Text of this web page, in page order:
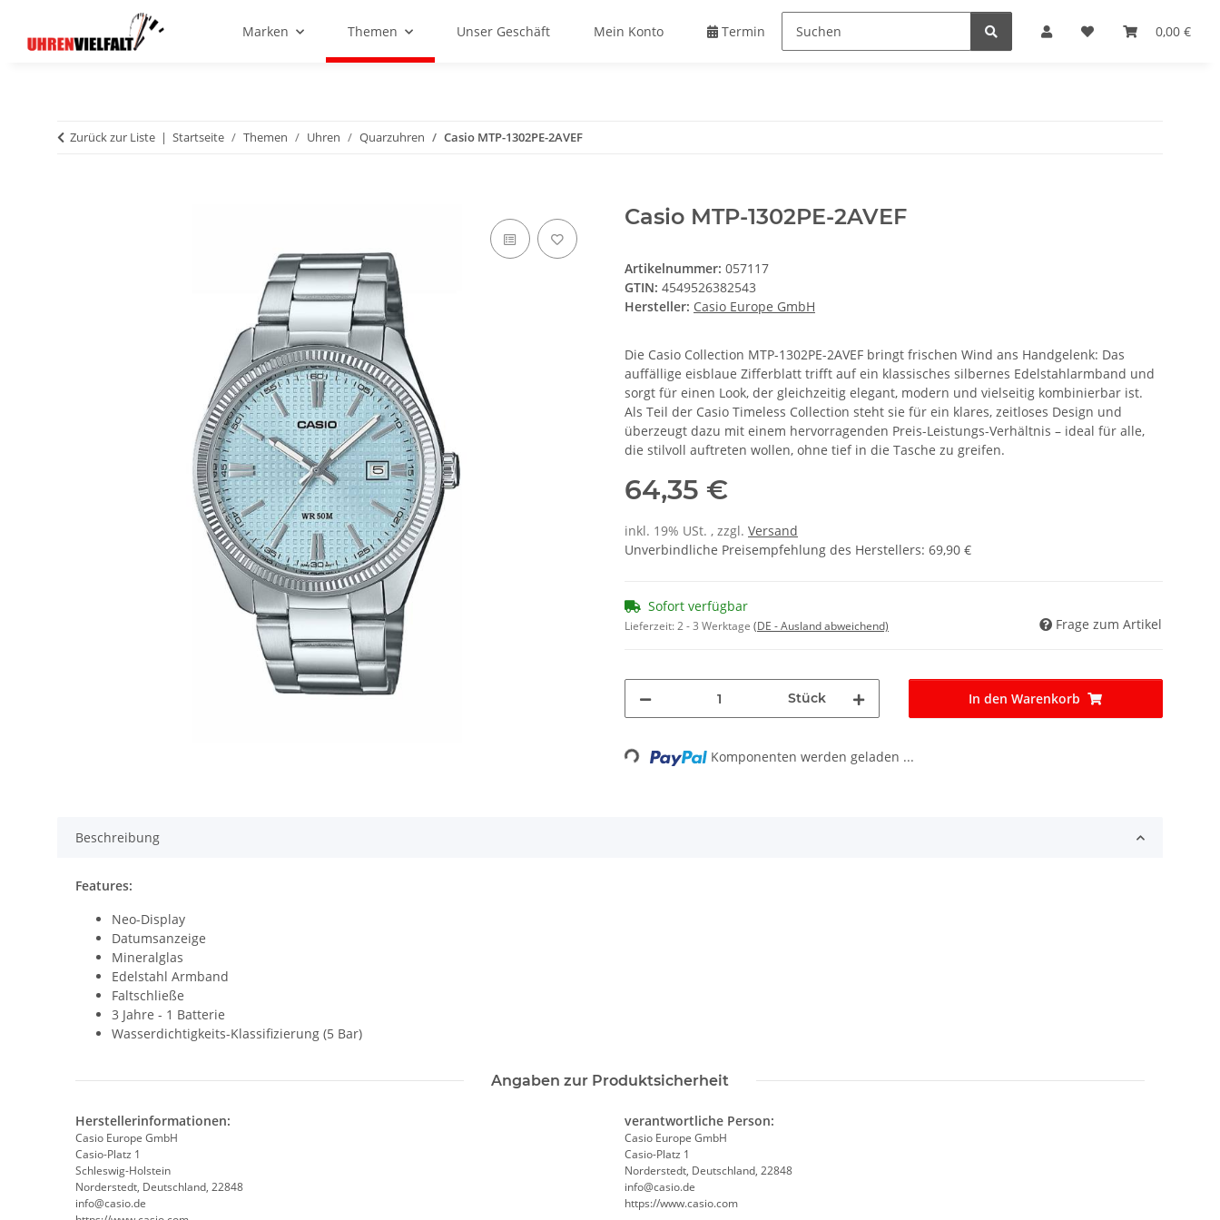
0,00 €
Marken Themen Unser Geschäft Mein Konto Termin buchen
Zurück zur Liste Startseite Themen Uhren Quarzuhren Casio MTP-1302PE-2AVEF
Casio MTP-1302PE-2AVEF
Artikelnummer: 057117
GTIN: 4549526382543
Hersteller: Casio Europe GmbH
Die Casio Collection MTP-1302PE-2AVEF bringt frischen Wind ans Handgelenk: Das
auffällige eisblaue Zifferblatt trifft auf ein klassisches silbernes Edelstahlarmband und
sorgt für einen Look, der gleichzeitig elegant, modern und vielseitig kombinierbar ist.
Als Teil der Casio Timeless Collection steht sie für ein klares, zeitloses Design und
überzeugt dazu mit einem hervorragenden Preis-Leistungs-Verhältnis – ideal für alle,
die stilvoll auftreten wollen, ohne tief in die Tasche zu greifen.
64,35 €
inkl. 19% USt. , zzgl. Versand
Unverbindliche Preisempfehlung des Herstellers: 69,90 €
Sofort verfügbar
Lieferzeit:2 - 3 Werktage (DE - Ausland abweichend) Frage zum Artikel
Stück In den Warenkorb
Loading... Komponenten werden geladen ...
Beschreibung
Features:
Neo-Display
Datumsanzeige
Mineralglas
Edelstahl Armband
Faltschließe
3 Jahre - 1 Batterie
Wasserdichtigkeits-Klassifizierung (5 Bar)
Angaben zur Produktsicherheit
Herstellerinformationen:
Casio Europe GmbH
Casio-Platz 1
Schleswig-Holstein
Norderstedt, Deutschland, 22848
info@casio.de
verantwortliche Person:
Casio Europe GmbH
Casio-Platz 1
Norderstedt, Deutschland, 22848
info@casio.de
https://www.casio.com